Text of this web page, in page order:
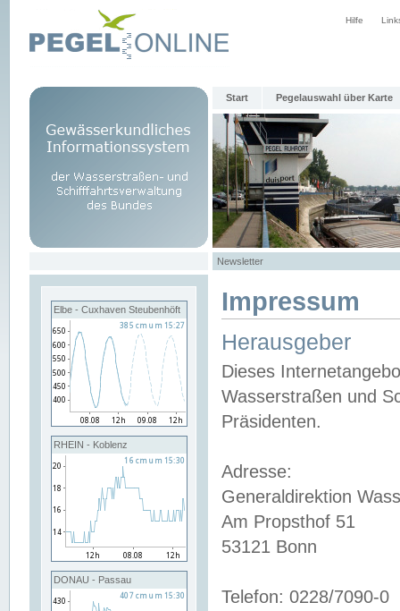
Hilfe
Start Pegelauswahl über Karte
Newsletter
Elbe - Cuxhaven Steubenhöft
RHEIN - Koblenz
DONAU - Passau
Impressum
Herausgeber
Dieses
Wasserstraßen und
Präsidenten.
Adresse:
Generaldirektion
Am Propsthof 51
53121 Bonn
Telefon: 0228/7090-0